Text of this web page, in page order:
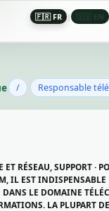
🇫🇷 FR |
/ Responsable
RÉSEAU, SUPPORT ·
IL EST
DANS LE DOMAINE
LA PLUPART